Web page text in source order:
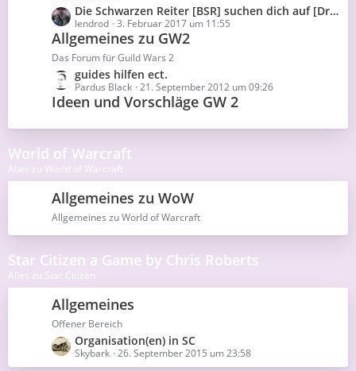
r
ä
g
e
L
e
t
z
t
B
e
t
ä
g
e
Die Schwarzen Reiter [BSR] suchen dich auf [Drakkar See]
lendrod 3. Februar 2017 um 11:55
Allgemeines zu GW2
Das Forum für Guild Wars 2
L
e
t
t
B
e
i
t
ä
g
guides hilfen ect.
Pardus Black 21. September 2012 um 09:26
Ideen und Vorschläge GW 2
World of Warcraft
Alles zu World of Warcraft
Allgemeines zu WoW
Allgemeines zu World of Warcraft
Star Citizen a Game by Chris Roberts
Alles zu Star Citizen
Allgemeines
Offener Bereich
L
e
t
Organisation(en) in SC
Skybark 26. September 2015 um 23:58